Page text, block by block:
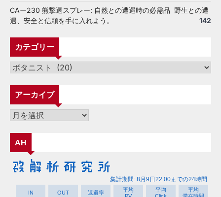
CAー230 熊撃退スプレー: 自然との遭遇時の必需品 野生との遭
遇、安全と信頼を手に入れよう。
142
カテゴリー
カ
ゴ
リ
ー
アーカイブ
ア
カ
イ
ブ
AH